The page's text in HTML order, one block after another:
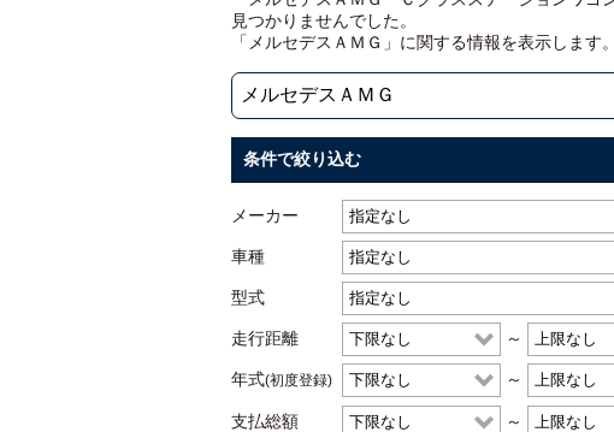
見つかりませんでした。
「メルセデスＡＭＧ」に関する情報を表示します。
条件で絞り込む
メーカー
車種
型式
走行距離 ～
年式(初度登録) ～
支払総額 ～